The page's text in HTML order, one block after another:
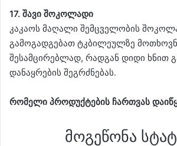
17. შავი შოკოლადი
კაკაოს მაღალი შემცველობის
გამოგადგებათ ტკბილეულზე
შესამცირებლად, რადგან დიდი ხნით
დანაყრების შეგრძნებას.
რომელი პროდუქტების ჩართვას
მოგეწონა